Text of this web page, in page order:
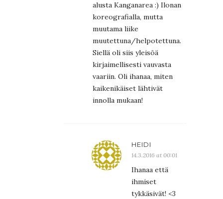
alusta Kanganarea :) Ilonan
koreografialla, mutta
muutama liike
muutettuna/helpotettuna.
Siellä oli siis yleisöä
kirjaimellisesti vauvasta
vaariin. Oli ihanaa, miten
kaikenikäiset lähtivät
innolla mukaan!
HEIDI
14.3.2016 at 00:01
Ihanaa että
ihmiset
tykkäsivät! <3